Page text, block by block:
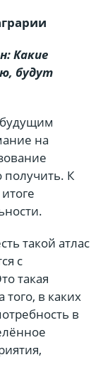
Какие
будут
на
получить. К
такой атлас
с
такая
того, в каких
в